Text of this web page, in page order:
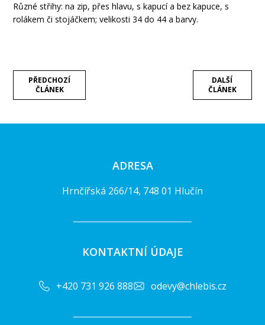
Různé střihy: na zip, přes hlavu, s kapucí a bez kapuce, s
rolákem či stojáčkem; velikosti 34 do 44 a barvy.
DALŠÍ
ČLÁNEK
PŘEDCHOZÍ
ČLÁNEK
ADRESA
Hrnčířská 266/14, 748 01 Hlučín
KONTAKTNÍ ÚDAJE
+420 731 926 888 odevy@chlebis.cz